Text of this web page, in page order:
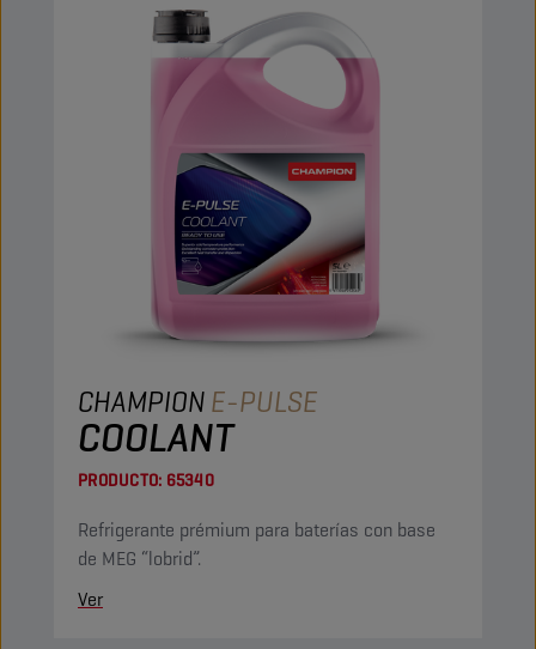
CHAMPIONE-PULSE
COOLANT
PRODUCTO: 65340
Refrigerante prémium para baterías con base
de MEG “lobrid”.
Ver